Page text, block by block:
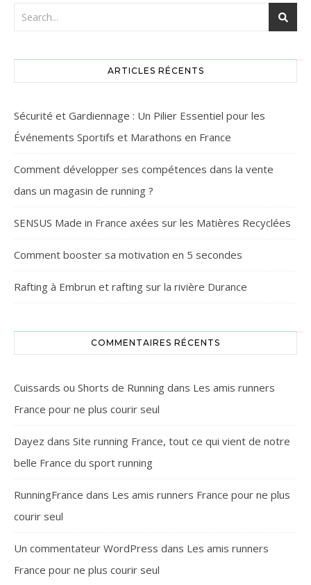
ARTICLES RÉCENTS
Sécurité et Gardiennage : Un Pilier Essentiel pour les
Événements Sportifs et Marathons en France
Comment développer ses compétences dans la vente
dans un magasin de running ?
SENSUS Made in France axées sur les Matières Recyclées
Comment booster sa motivation en 5 secondes
Rafting à Embrun et rafting sur la rivière Durance
COMMENTAIRES RÉCENTS
Cuissards ou Shorts de Running dans Les amis runners
France pour ne plus courir seul
Dayez dans Site running France, tout ce qui vient de notre
belle France du sport running
RunningFrance dans Les amis runners France pour ne plus
courir seul
Un commentateur WordPress dans Les amis runners
France pour ne plus courir seul